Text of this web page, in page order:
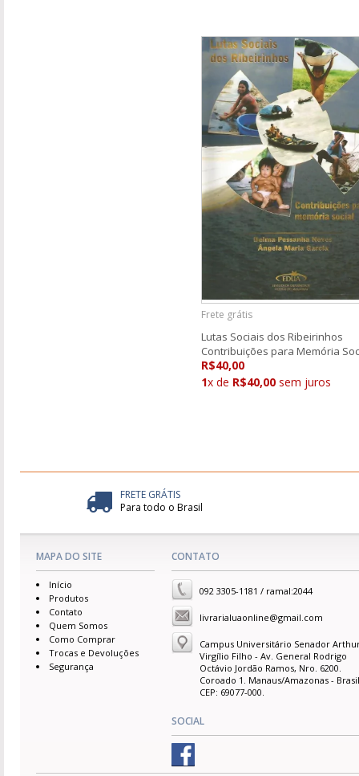
Frete grátis
Lutas Sociais dos Ribeirinhos
Contribuições para Memória
R$40,00
1x de R$40,00 sem juros
FRETE GRÁTIS
Para todo o Brasil
MAPA DO SITE
Início
Produtos
Contato
Quem Somos
Como Comprar
Trocas e Devoluções
Segurança
CONTATO
092 3305-1181 / ramal:2044
livrarialuaonline@gmail.com
Campus Universitário Senador
Virgílio Filho - Av. General Rodrigo
Octávio Jordão Ramos, Nro. 6200.
Coroado 1. Manaus/Amazonas -
CEP: 69077-000.
SOCIAL